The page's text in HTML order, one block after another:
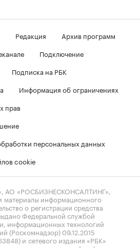
Редакция
Архив программ
Подключение
Подписка на РБК
Информация об ограничениях
прав
персональных данных
cookie
АО «РОСБИЗНЕСКОНСАЛТИНГ»,
материалы информационного
о регистрации средства
Федеральной службой
информационных технологий
(Роскомнадзор) 09.12.2015
и сетевого издания «РБК»